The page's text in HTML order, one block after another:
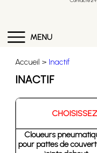
MENU
Accueil > Inactif
INACTIF
Cloueurs
pour pattes de